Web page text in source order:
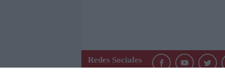
Redes Sociales